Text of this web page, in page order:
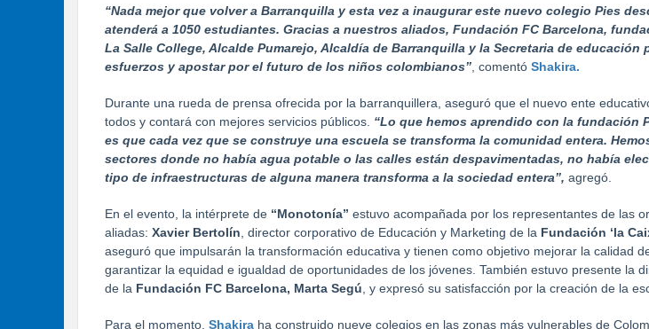
“Nada mejor que volver a Barranquilla y esta vez a inaugurar este nuevo colegio Pies
atenderá a 1050 estudiantes. Gracias a nuestros aliados, Fundación FC Barcelona,
La Salle College, Alcalde Pumarejo, Alcaldía de Barranquilla y la Secretaria de educación
esfuerzos y apostar por el futuro de los niños colombianos” , comentó Shakira.
Durante una rueda de prensa ofrecida por la barranquillera, aseguró que el nuevo ente
todos y contará con mejores servicios públicos. “Lo que hemos aprendido con la fundación
es que cada vez que se construye una escuela se transforma la comunidad entera.
sectores donde no había agua potable o las calles están despavimentadas, no había
tipo de infraestructuras de alguna manera transforma a la sociedad entera”, agregó.
En el evento, la intérprete de “Monotonía” estuvo acompañada por los representantes de las
aliadas: Xavier Bertolín , director corporativo de Educación y Marketing de la Fundación ‘la
aseguró que impulsarán la transformación educativa y tienen como objetivo mejorar la calidad
garantizar la equidad e igualdad de oportunidades de los jóvenes. También estuvo presente la
de la Fundación FC Barcelona, Marta Segú , y expresó su satisfacción por la creación de la
Para el momento, Shakira ha construido nueve colegios en las zonas más vulnerables de